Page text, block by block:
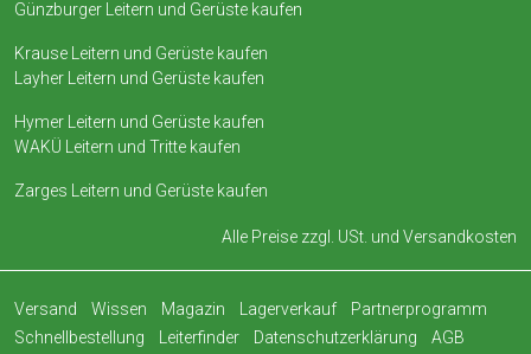
Günzburger Leitern und Gerüste kaufen
Krause Leitern und Gerüste kaufen
Layher Leitern und Gerüste kaufen
Hymer Leitern und Gerüste kaufen
WAKÜ Leitern und Tritte kaufen
Zarges Leitern und Gerüste kaufen
Alle Preise zzgl. USt. und Versandkosten
Versand Wissen Magazin Lagerverkauf
Partnerprogramm
Schnellbestellung
Leiterfinder Datenschutzerklärung
AGB